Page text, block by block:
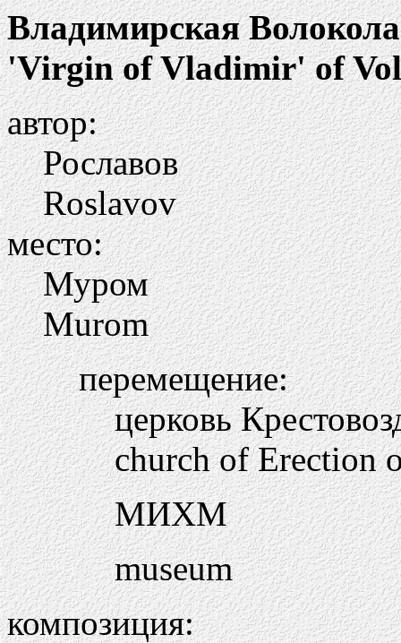
Владимирская
'Virgin of Vladimir' of
автор:
Рославов
Roslavov
место:
Муром
Murom
перемещение:
церковь
church of Erection
МИХМ
museum
композиция: